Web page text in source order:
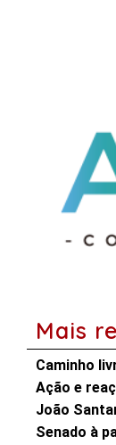
Mais
Caminho
Ação e
João
Senado à